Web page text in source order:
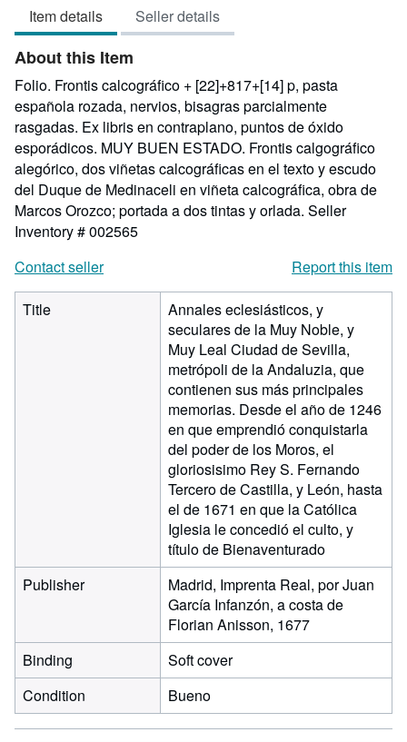
of
5
Item details Seller details
About this Item
Folio. Frontis calcográfico + [22]+817+[14] p, pasta
española rozada, nervios, bisagras parcialmente
rasgadas. Ex libris en contraplano, puntos de óxido
esporádicos. MUY BUEN ESTADO. Frontis calgográfico
alegórico, dos viñetas calcográficas en el texto y escudo
del Duque de Medinaceli en viñeta calcográfica, obra de
Marcos Orozco; portada a dos tintas y orlada. Seller
Inventory # 002565
Contact seller
Report this item
Title
Annales eclesiásticos, y
seculares de la Muy Noble, y
Muy Leal Ciudad de Sevilla,
metrópoli de la Andaluzia, que
contienen sus más principales
memorias. Desde el año de 1246
en que emprendió conquistarla
del poder de los Moros, el
gloriosisimo Rey S. Fernando
Tercero de Castilla, y León, hasta
el de 1671 en que la Católica
Iglesia le concedió el culto, y
título de Bienaventurado
Publisher
Madrid, Imprenta Real, por Juan
García Infanzón, a costa de
Florian Anisson, 1677
Binding
Soft cover
Condition
Bueno